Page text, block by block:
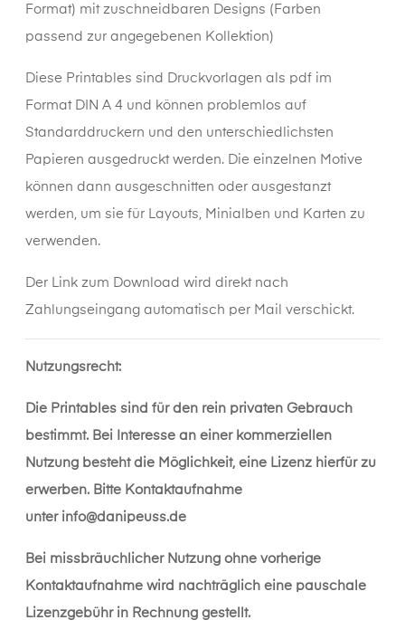
Format) mit zuschneidbaren Designs (Farben
passend zur angegebenen Kollektion)
Diese Printables sind Druckvorlagen als pdf im
Format DIN A 4 und können problemlos auf
Standarddruckern und den unterschiedlichsten
Papieren ausgedruckt werden. Die einzelnen Motive
können dann ausgeschnitten oder ausgestanzt
werden, um sie für Layouts, Minialben und Karten zu
verwenden.
Der Link zum Download wird direkt nach
Zahlungseingang automatisch per Mail verschickt.
Nutzungsrecht:
Die Printables sind für den rein privaten Gebrauch
bestimmt. Bei Interesse an einer kommerziellen
Nutzung besteht die Möglichkeit, eine Lizenz hierfür zu
erwerben. Bitte Kontaktaufnahme
unter info@danipeuss.de
Bei missbräuchlicher Nutzung ohne vorherige
Kontaktaufnahme wird nachträglich eine pauschale
Lizenzgebühr in Rechnung gestellt.